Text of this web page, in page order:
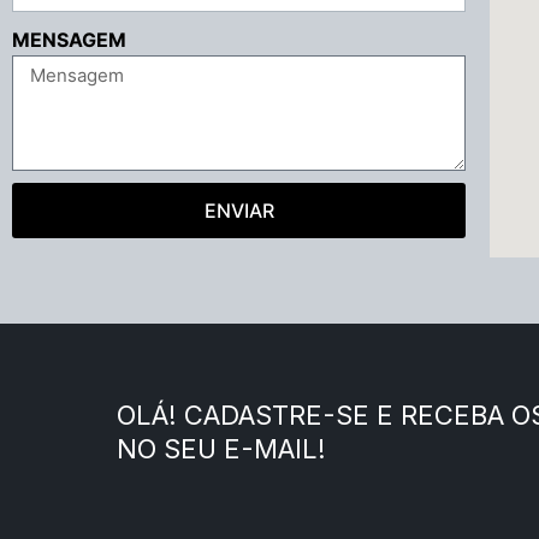
MENSAGEM
ENVIAR
OLÁ! CADASTRE-SE E RECEBA
NO SEU E-MAIL!